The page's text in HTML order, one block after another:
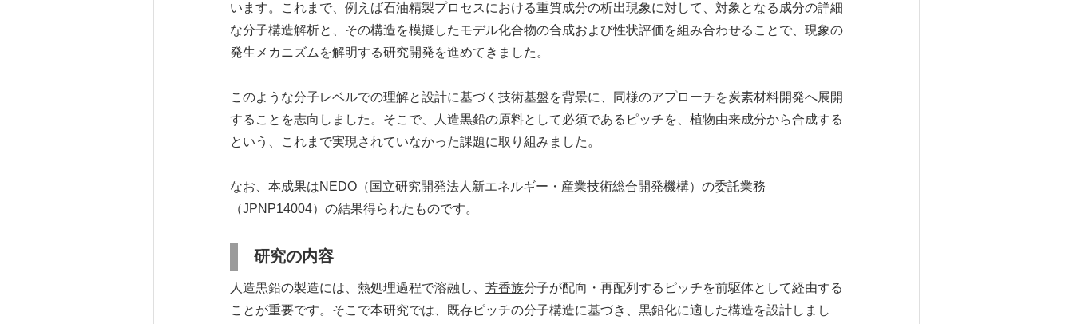
います。これまで、例えば石油精製プロセスにおける重質成分の析出現象に対して、対象となる成分の詳細
な分子構造解析と、その構造を模擬したモデル化合物の合成および性状評価を組み合わせることで、現象の
発生メカニズムを解明する研究開発を進めてきました。
このような分子レベルでの理解と設計に基づく技術基盤を背景に、同様のアプローチを炭素材料開発へ展開
することを志向しました。そこで、人造黒鉛の原料として必須であるピッチを、植物由来成分から合成する
という、これまで実現されていなかった課題に取り組みました。
なお、本成果はNEDO（国立研究開発法人新エネルギー・産業技術総合開発機構）の委託業務
（JPNP14004）の結果得られたものです。
研究の内容
人造黒鉛の製造には、熱処理過程で溶融し、 芳香族分子が配向・再配列するピッチを前駆体として経由する
ことが重要です。そこで本研究では、既存ピッチの分子構造に基づき、黒鉛化に適した構造を設計しまし
English